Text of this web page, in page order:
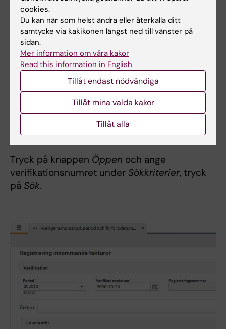
Tryck på knappen Öppen och ange
verifikationsnumret under Sökkriterier, tryck
på Sök.
cookies.
Du kan när som helst ändra eller återkalla ditt
samtycke via kakikonen längst ned till vänster på
sidan.
Mer information om våra kakor
Read this information in English
Tillåt endast nödvändiga
Tillåt mina valda kakor
Tillåt alla